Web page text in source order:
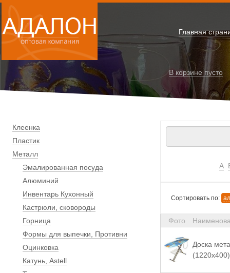
Главная
В корзине пусто
Клеенка
Пластик
Металл
Эмалированная посуда
Алюминий
Инвентарь Кухонный
Кастрюли, сковороды
Горница
Формы для выпечки, Противни
Оцинковка
Катунь, Astell
А
Сортировать по:
Фото
Доска